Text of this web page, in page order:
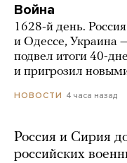
Война
1628-й день.
и Одессе, Украина
подвел итоги 40-
и пригрозил
НОВОСТИ 4 часа назад
Россия и Сирия
российских